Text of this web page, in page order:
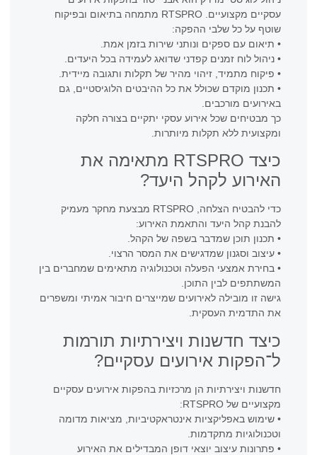
עסקיים מקצועיים. RTSPRO מתמחה בתיאום ובפיקוח
שוטף על כל שלבי ההפקה:
• תיאום עם ספקים ונותני שירות בזמן אמת.
• ניהול לוח זמנים קפדני שדואג לעמידה בכל היעדים.
• פיקוח מתמיד, זיהוי מהיר של תקלות ותגובה מיידית.
• תכנון מוקדם שכולל את כל ההיבטים הלוגיסטיים, גם
באירועים מורכבים.
כך מבטיחים שכל אירוע עסקי יתקיים בצורה חלקה
ומקצועית ללא תקלות מיותרות.
כיצד RTSPRO מתאימה את
האירוע לקהל היעד?
כדי להבטיח הצלחה, RTSPRO מבצעת מחקר מעמיק
להבנת קהל היעד והתאמת האירוע:
• תכנון תוכן שמדבר בשפה של הקהל.
• עיצוב וסגנון שמדגישים את המסר הרצוי.
• בחירת אמצעי הפעלה וטכנולוגיה מתאימים שמחברים בין
המשתתפים לבין התוכן.
גישה זו מובילה לאירועים שמייצרים חיבור אמיתי ומשפרים
את התדמית העסקית.
כיצד חדשנות ויצירתיות תורמות
ל־הפקות אירועים עסקיים?
חדשנות ויצירתיות הן מרכזיות בהפקות אירועים עסקיים
מקצועיים של RTSPRO:
• שימוש באפליקציות אינטראקטיביות, מציאות מדומה
וטכנולוגיות מתקדמות.
• פתרונות עיצוב יוצאי דופן המבדילים את האירוע